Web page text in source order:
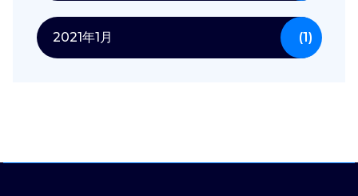
2021年1月 (1)